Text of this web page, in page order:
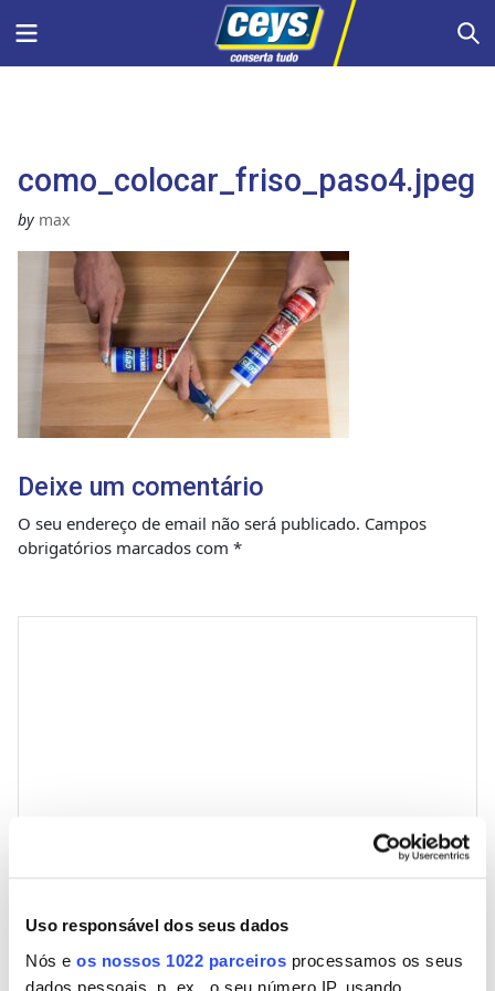
Uso responsável dos seus dados
Nós e os nossos 1022 parceiros processamos os seus
dados pessoais, p. ex., o seu número IP, usando
Menu
como_colocar_friso_paso4.jpeg
by max
Deixe um comentário
O seu endereço de email não será publicado. Campos
obrigatórios marcados com *
Email